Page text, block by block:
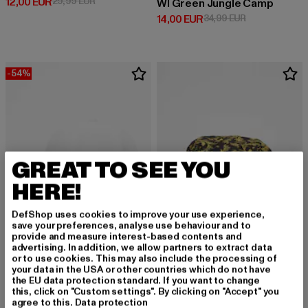
Wl Green Jungle Camp
14,00 EUR
Derzeitiger Preis: 14,00 EUR
34,99 EURAktionspreis:
-54%
CAYLER & SONS
WL Forever Six Curved
16,10 EUR
Derzeitiger Preis: 16,10 EUR
34,99 EURAktionspreis: 34,99 EUR
CAYLER & SONS
WL Royal Leaves
GREAT TO SEE YOU
HERE!
DefShop uses cookies to improve your use experience,
save your preferences, analyse use behaviour and to
provide and measure interest-based contents and
advertising. In addition, we allow partners to extract data
or to use cookies. This may also include the processing of
your data in the USA or other countries which do not have
the EU data protection standard. If you want to change
this, click on "Custom settings". By clicking on "Accept" you
agree to this. Data protection